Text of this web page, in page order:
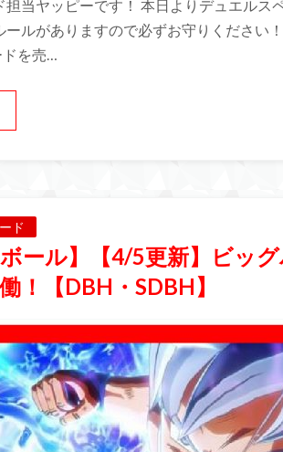
担当ヤッピーです！ 本日よりデュエルス
ールがありますので必ずお守りください
を売…
ド
ボール】【4/5更新】ビッ
！【DBH・SDBH】